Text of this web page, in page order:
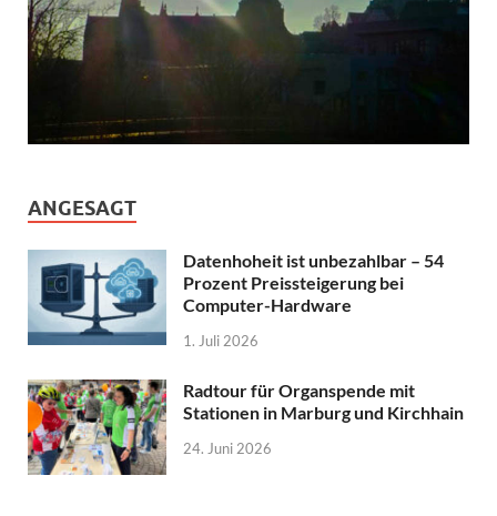
ANGESAGT
Datenhoheit ist unbezahlbar – 54
Prozent Preissteigerung bei
Computer-Hardware
1. Juli 2026
Radtour für Organspende mit
Stationen in Marburg und Kirchhain
24. Juni 2026